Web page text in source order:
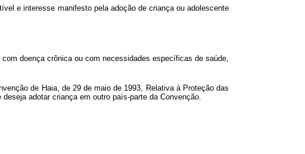
e interesse manifesto pela adoção de criança ou adolescente
doença crônica ou com necessidades específicas de saúde,
de Haia, de 29 de maio de 1993, Relativa à Proteção das
deseja adotar criança em outro país-parte da Convenção.